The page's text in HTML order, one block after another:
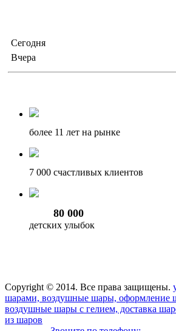
Сегодня
Вчера
более 11 лет на рынке
7 000 счастливых клиентов
80 000
детских улыбок
Copyright © 2014. Все права защищены.
шарами, воздушные шары, оформление
воздушные шары с гелием, доставка
из шаров